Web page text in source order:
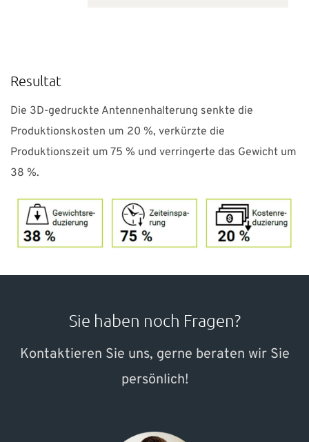
Resultat
Die 3D-gedruckte Antennenhalterung senkte die
Produktionskosten um 20 %, verkürzte die
Produktionszeit um 75 % und verringerte das Gewicht um
38 %.
Sie haben noch Fragen?
Kontaktieren Sie uns, gerne beraten wir Sie
persönlich!